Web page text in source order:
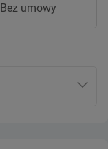
Bez umowy